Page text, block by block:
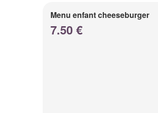
Menu enfant cheeseburger
7.50 €